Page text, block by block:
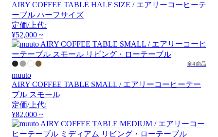
AIRY COFFEE TABLE HALF SIZE / エアリーコーヒーテ
ーブル ハーフサイズ
定価/上代:
¥52,000 ~
全4商品
muuto
AIRY COFFEE TABLE SMALL / エアリーコーヒーテー
ブル スモール
定価/上代:
¥82,000 ~